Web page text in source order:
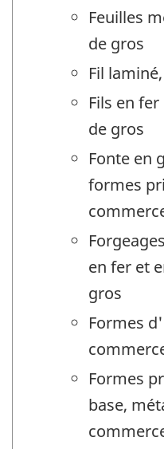
Feuilles
de gros
Fil
Fils en
de gros
Fonte en
formes
en fer et
gros
Formes
Formes
base,